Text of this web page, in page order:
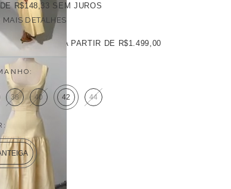
R$148,33 SEM JUROS
MAIS DETALHES
FRETE GRÁTIS A PARTIR DE R$1.499,00
38 40 42 44